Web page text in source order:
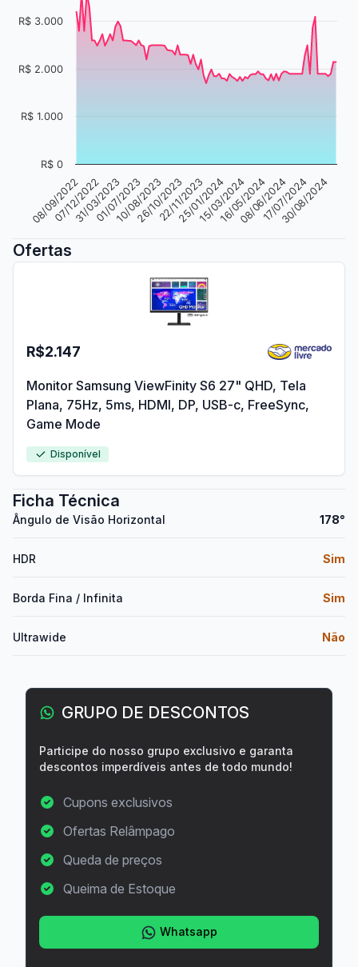
08/09/2022
07/12/2022
31/03/2023
01/07/2023
10/08/2023
26/10/2023
22/11/2023
25/01/2024
15/03/2024
16/05/2024
08/06/2024
17/07/2024
30/08/2024
R$ 0
R$ 1.000
R$ 2.000
R$ 3.000
Ofertas
R$2.147
Monitor Samsung ViewFinity S6 27" QHD, Tela
Plana, 75Hz, 5ms, HDMI, DP, USB-c, FreeSync,
Game Mode
Disponível
Ficha Técnica
Ângulo de Visão Horizontal 178°
HDR Sim
Borda Fina / Infinita Sim
Ultrawide Não
GRUPO DE DESCONTOS
Participe do nosso grupo exclusivo e garanta
descontos imperdíveis antes de todo mundo!
Cupons exclusivos
Ofertas Relâmpago
Queda de preços
Queima de Estoque
Whatsapp